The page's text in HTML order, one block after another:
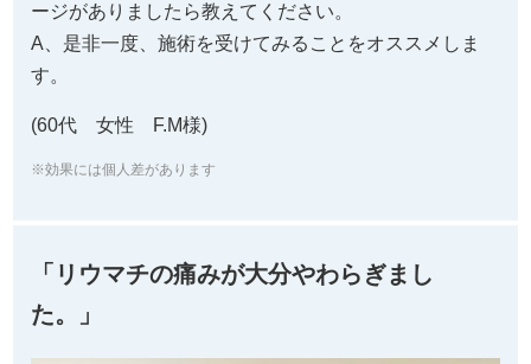
ージがありましたら教えてください。
A、是非一度、施術を受けてみることをオススメしま
す。
(60代 女性 F.M様)
※効果には個人差があります
「リウマチの痛みが大分やわらぎまし
た。」